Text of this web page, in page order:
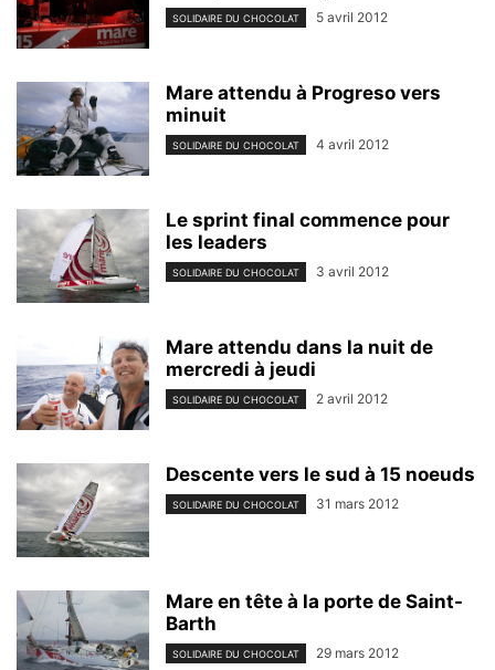
SOLIDAIRE DU CHOCOLAT 5 avril 2012
Mare attendu à Progreso vers
minuit
SOLIDAIRE DU CHOCOLAT 4 avril 2012
Le sprint final commence pour
les leaders
SOLIDAIRE DU CHOCOLAT 3 avril 2012
Mare attendu dans la nuit de
mercredi à jeudi
SOLIDAIRE DU CHOCOLAT 2 avril 2012
Descente vers le sud à 15 noeuds
SOLIDAIRE DU CHOCOLAT 31 mars 2012
Mare en tête à la porte de Saint-
Barth
SOLIDAIRE DU CHOCOLAT 29 mars 2012